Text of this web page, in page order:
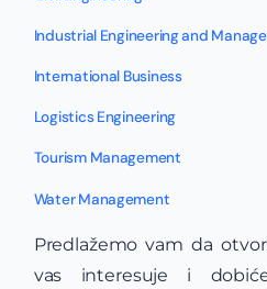
Industrial Engineering and
International Business
Logistics Engineering
Tourism Management
Water Management
Predlažemo vam da
vas interesuje i